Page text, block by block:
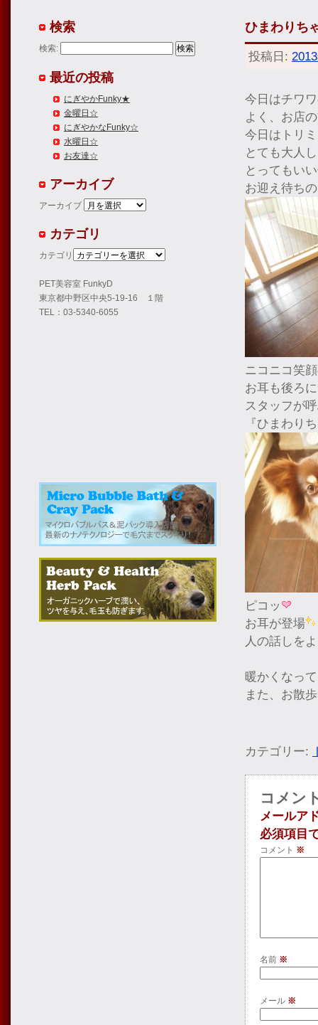
ひまわりち
投稿日:
今日はチワ
よく、お店
今日はトリ
とても大人
とってもい
お迎え待ち
ニコニコ笑
お耳も後ろ
スタッフが
『ひまわり
ピコッ
お耳が登場
人の話しを
暖かくなっ
また、お散
カテゴリー:
コメン
メールア
必須項目
コメント ※
名前 ※
メール ※
検索
検索:
最近の投稿
にぎやかFunky★
金曜日☆
にぎやかなFunky☆
水曜日☆
お友達☆
アーカイブ
アーカイブ
カテゴリ
カテゴリ
PET美容室 FunkyD
東京都中野区中央5-19-16 １階
TEL：03-5340-6055